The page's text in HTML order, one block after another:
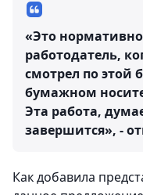
«Это
работодатель,
смотрел по этой
бумажном
Эта работа,
завершится», -
Как добавила